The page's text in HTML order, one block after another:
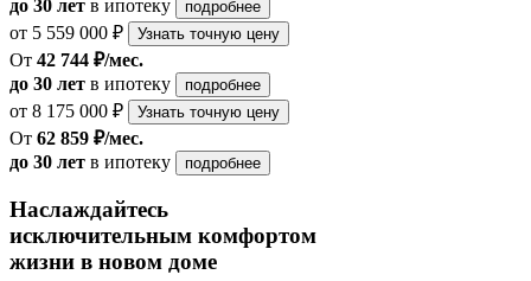
до 30 лет в ипотеку подробнее
от 5 559 000 ₽ Узнать точную цену
От 42 744 ₽/мес.
до 30 лет в ипотеку подробнее
от 8 175 000 ₽ Узнать точную цену
От 62 859 ₽/мес.
до 30 лет в ипотеку подробнее
Наслаждайтесь
исключительным комфортом
жизни в новом доме